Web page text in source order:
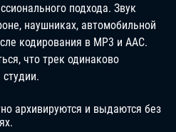
подхода. Звук
наушниках, автомобильной
кодирования в MP3 и AAC.
что трек одинаково
архивируются и выдаются без